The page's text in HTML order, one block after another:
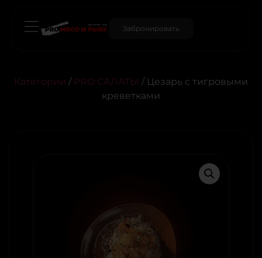
Забронировать
Категории / PRO САЛАТЫ / Цезарь с тигровыми
креветками